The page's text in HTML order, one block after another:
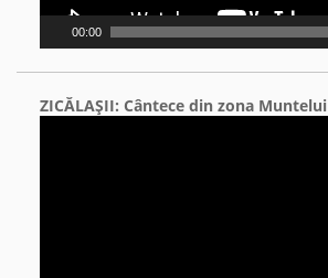
00:00
ZICĂLAŞII: Cântece din zona Muntelui